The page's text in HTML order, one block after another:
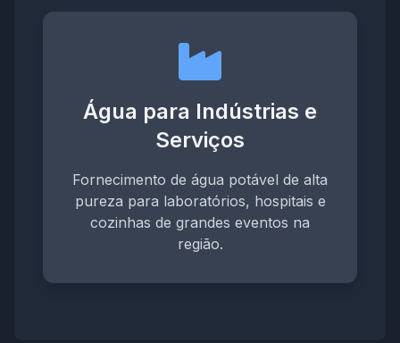
Água para Indústrias e
Serviços
Fornecimento de água potável de alta
pureza para laboratórios, hospitais e
cozinhas de grandes eventos na
região.